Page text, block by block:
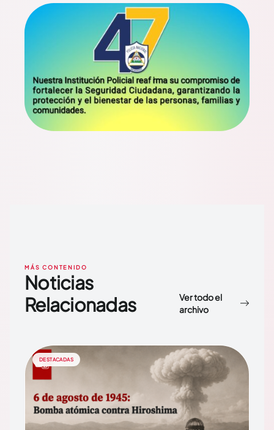
MÁS CONTENIDO
Noticias
Relacionadas
Ver todo el
archivo
DESTACADAS